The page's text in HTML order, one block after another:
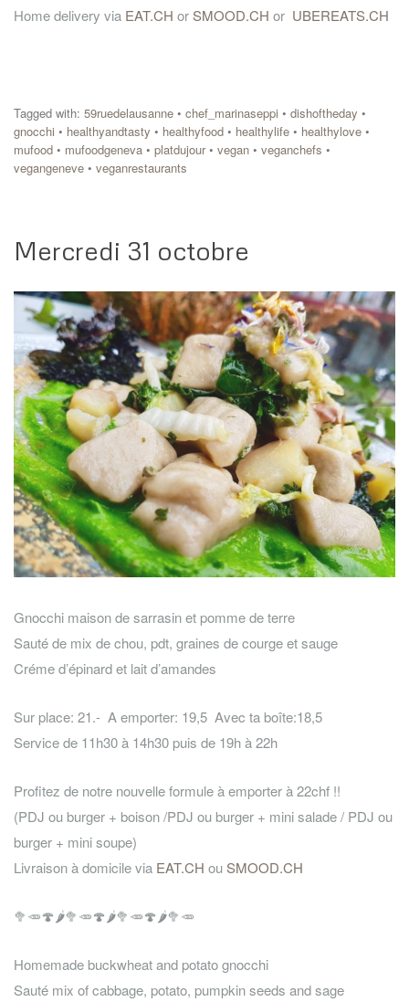
Home delivery via EAT.CH orSMOOD.CH or UBEREATS.CH
Tagged with: 59ruedelausanne • chef_marinaseppi • dishoftheday •
gnocchi • healthyandtasty • healthyfood • healthylife • healthylove •
mufood • mufoodgeneva • platdujour• vegan • veganchefs •
vegangeneve • veganrestaurants
Mercredi 31 octobre
Gnocchi maison de sarrasin et pomme de terre
Sauté de mix de chou, pdt, graines de courge et sauge
Créme d’épinard et lait d’amandes
Sur place: 21.- A emporter: 19,5 Avec ta boîte:18,5
Service de 11h30 à 14h30 puis de 19h à 22h
Profitez de notre nouvelle formule à emporter à 22chf !!
(PDJ ou burger + boison /PDJ ou burger + mini salade / PDJ ou
burger + mini soupe)
Livraison à domicile via EAT.CH ouSMOOD.CH
🥦🥕🍄🌶️🥦🥕🍄🌶️🥦🥕🍄🌶️🥦🥕
Homemade buckwheat and potato gnocchi
Sauté mix of cabbage, potato, pumpkin seeds and sage